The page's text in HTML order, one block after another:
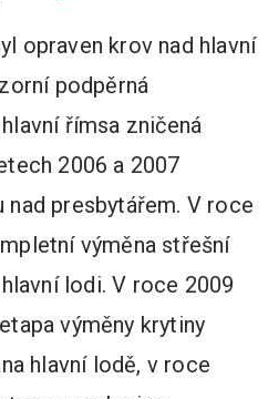
opraven krov nad hlavní
podpěrná
římsa zničená
2006 a 2007
nad presbytářem. V roce
výměna střešní
lodi. V roce 2009
výměny krytiny
hlavní lodě, v roce